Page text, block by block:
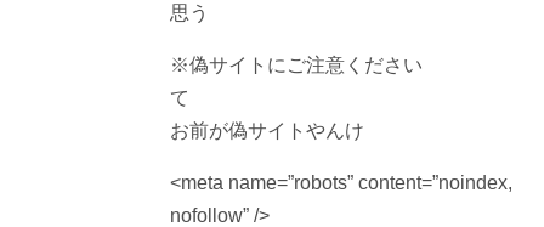
思う
※偽サイトにご注意ください
て
お前が偽サイトやんけ
<meta name=”robots” content=”noindex,
nofollow” />